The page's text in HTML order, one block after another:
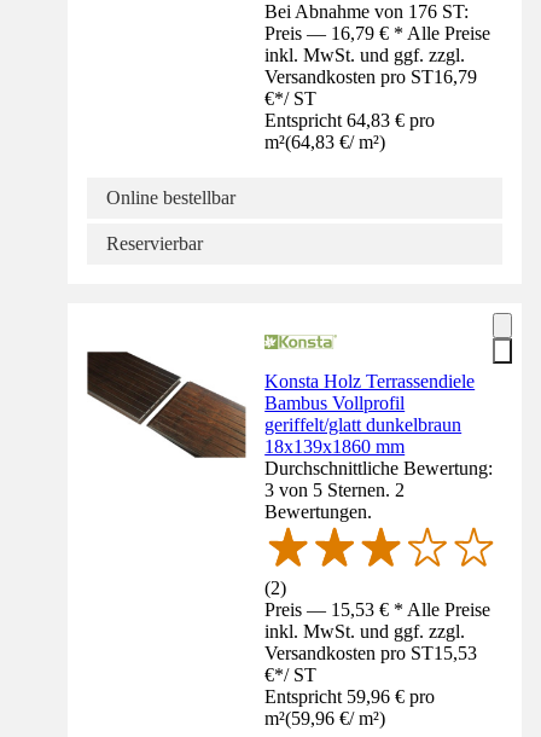
Bei Abnahme von 176 ST:
Preis — 16,79 € * Alle Preise
inkl. MwSt. und ggf. zzgl.
Versandkosten pro ST16,79
€*/ ST
Entspricht 64,83 € pro
m²(64,83 €/ m²)
Online bestellbar
Reservierbar
Konsta Holz Terrassendiele
Bambus Vollprofil
geriffelt/glatt dunkelbraun
18x139x1860 mm
Durchschnittliche Bewertung:
3 von 5 Sternen. 2
Bewertungen.
(2)
Preis — 15,53 € * Alle Preise
inkl. MwSt. und ggf. zzgl.
Versandkosten pro ST15,53
€*/ ST
Entspricht 59,96 € pro
m²(59,96 €/ m²)